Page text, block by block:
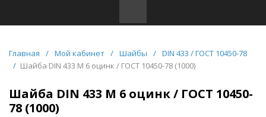
Главная / Мой кабинет / Шайбы / DIN 433 / ГОСТ 10450-78
/ Шайба DIN 433 M 6 оцинк / ГОСТ 10450-78 (1000)
Шайба DIN 433 M 6 оцинк / ГОСТ 10450-
78 (1000)